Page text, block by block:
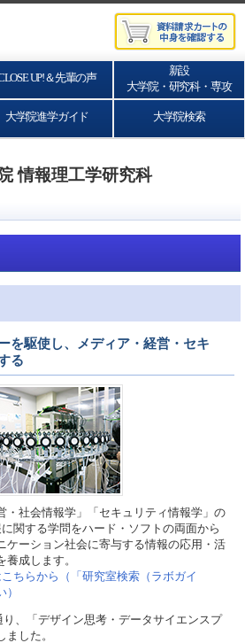
UP!＆先輩の声
新設
大学院・研究科・専攻
大学院進学ガイド 大学院検索
情報理工学研究科
を駆使し、メディア・経営・セキ
る
・社会情報学」「セキュリティ情報学」の
関する学問をハード・ソフトの両面から
ケーション社会に寄与する情報の応用・活
成します。
ちらから（「研究室検索（ラボガイ
、「デザイン思考・データサイエンスプ
ました。